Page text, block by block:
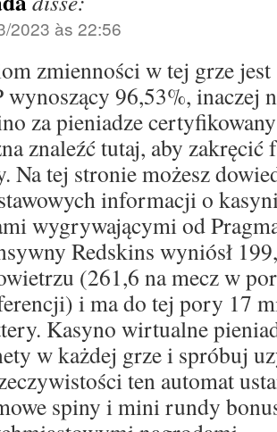
2023 às 22:56
zmienności w tej grze
wynoszący 96,53%, inaczej
za pieniadze
znaleźć tutaj, aby zakręcić
Na tej stronie możesz
informacji o
wygrywającymi od
Redskins wyniósł
(261,6 na mecz w
i ma do tej pory 17
Kasyno wirtualne
w każdej grze i spróbuj
ten automat
spiny i mini rundy